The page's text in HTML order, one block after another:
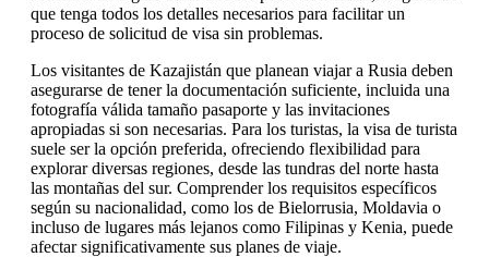
que tenga todos los detalles necesarios para facilitar un
proceso de solicitud de visa sin problemas.
Los visitantes de Kazajistán que planean viajar a Rusia deben
asegurarse de tener la documentación suficiente, incluida una
fotografía válida tamaño pasaporte y las invitaciones
apropiadas si son necesarias. Para los turistas, la visa de turista
suele ser la opción preferida, ofreciendo flexibilidad para
explorar diversas regiones, desde las tundras del norte hasta
las montañas del sur. Comprender los requisitos específicos
según su nacionalidad, como los de Bielorrusia, Moldavia o
incluso de lugares más lejanos como Filipinas y Kenia, puede
afectar significativamente sus planes de viaje.